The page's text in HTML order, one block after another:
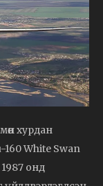
хурдан
160 White Swan
онд